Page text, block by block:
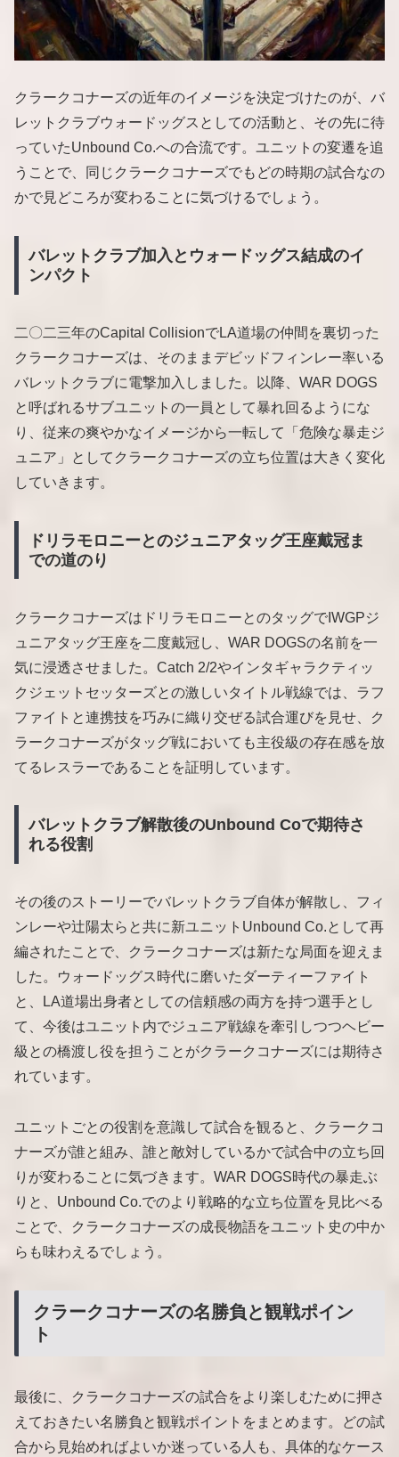
クラークコナーズの近年のイメージを決定づけたのが、バ
レットクラブウォードッグスとしての活動と、その先に待
っていたUnbound Co.への合流です。ユニットの変遷を追
うことで、同じクラークコナーズでもどの時期の試合なの
かで見どころが変わることに気づけるでしょう。
バレットクラブ加入とウォードッグス結成のイ
ンパクト
二〇二三年のCapital CollisionでLA道場の仲間を裏切った
クラークコナーズは、そのままデビッドフィンレー率いる
バレットクラブに電撃加入しました。以降、WAR DOGS
と呼ばれるサブユニットの一員として暴れ回るようにな
り、従来の爽やかなイメージから一転して「危険な暴走ジ
ュニア」としてクラークコナーズの立ち位置は大きく変化
していきます。
ドリラモロニーとのジュニアタッグ王座戴冠ま
での道のり
クラークコナーズはドリラモロニーとのタッグでIWGPジ
ュニアタッグ王座を二度戴冠し、WAR DOGSの名前を一
気に浸透させました。Catch 2/2やインタギャラクティッ
クジェットセッターズとの激しいタイトル戦線では、ラフ
ファイトと連携技を巧みに織り交ぜる試合運びを見せ、ク
ラークコナーズがタッグ戦においても主役級の存在感を放
てるレスラーであることを証明しています。
バレットクラブ解散後のUnbound Coで期待さ
れる役割
その後のストーリーでバレットクラブ自体が解散し、フィ
ンレーや辻陽太らと共に新ユニットUnbound Co.として再
編されたことで、クラークコナーズは新たな局面を迎えま
した。ウォードッグス時代に磨いたダーティーファイト
と、LA道場出身者としての信頼感の両方を持つ選手とし
て、今後はユニット内でジュニア戦線を牽引しつつヘビー
級との橋渡し役を担うことがクラークコナーズには期待さ
れています。
ユニットごとの役割を意識して試合を観ると、クラークコ
ナーズが誰と組み、誰と敵対しているかで試合中の立ち回
りが変わることに気づきます。WAR DOGS時代の暴走ぶ
りと、Unbound Co.でのより戦略的な立ち位置を見比べる
ことで、クラークコナーズの成長物語をユニット史の中か
らも味わえるでしょう。
クラークコナーズの名勝負と観戦ポイン
ト
最後に、クラークコナーズの試合をより楽しむために押さ
えておきたい名勝負と観戦ポイントをまとめます。どの試
合から見始めればよいか迷っている人も、具体的なケース